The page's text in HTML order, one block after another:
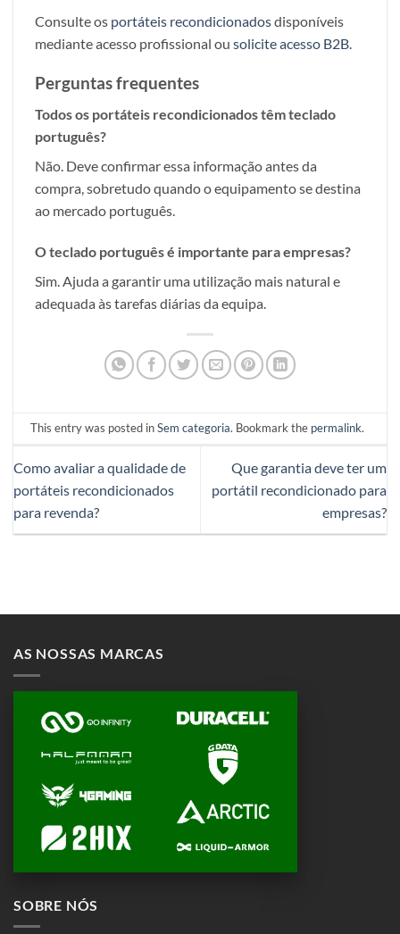
Consulte os portáteis recondicionadosdisponíveis
mediante acesso profissional ou solicite acesso B2B
Perguntas frequentes
Todos os portáteis recondicionados têm teclado
português?
Não. Deve confirmar essa informação antes da
compra, sobretudo quando o equipamento se destina
ao mercado português.
O teclado português é importante para empresas?
Sim. Ajuda a garantir uma utilização mais natural e
adequada às tarefas diárias da equipa.
This entry was posted inSem categoria. Bookmark the permalink.
Como avaliar a qualidade de
portáteis recondicionados
para revenda?
Que garantia deve ter um
portátil recondicionado para
empresas?
AS NOSSAS MARCAS
SOBRE NÓS